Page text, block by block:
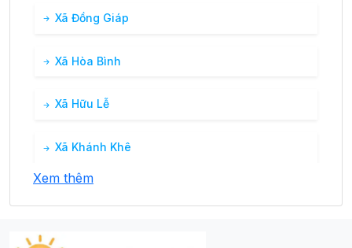
Xã Đồng Giáp
Xã Hòa Bình
Xã Hữu Lễ
Xã Khánh Khê
Xem thêm